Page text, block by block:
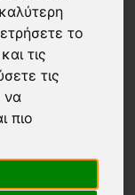
το
τις
τις
να
πιο